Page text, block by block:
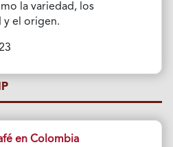
la variedad, los
y el origen.
en Colombia